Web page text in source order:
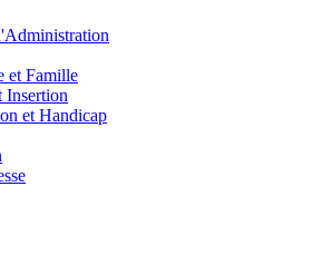
et Famille
Insertion
et Handicap